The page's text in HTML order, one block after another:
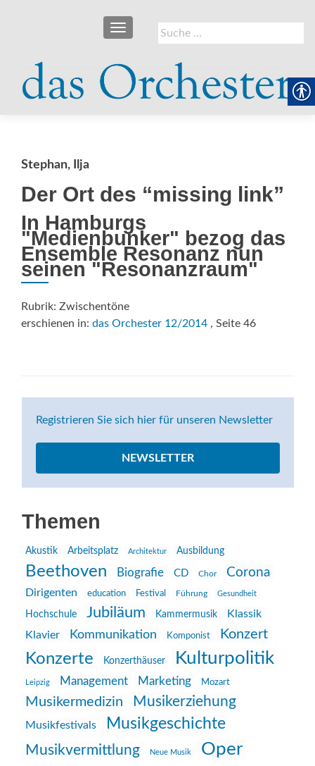
Suche
nach:
SCHALTE NAVIGATION
Stephan, Ilja
Der Ort des “missing link”
In Hamburgs
"Medienbunker" bezog das
Ensemble Resonanz nun
seinen "Resonanzraum"
Rubrik: Zwischentöne
erschienen in: das Orchester 12/2014 , Seite 46
Registrieren Sie sich hier für unseren Newsletter
NEWSLETTER
Themen
Akustik Arbeitsplatz Architektur Ausbildung
Beethoven Biografie CD Chor Corona
Dirigenten education Festival Führung Gesundheit
Hochschule Jubiläum Kammermusik
Klassik
Klavier
Kommunikation Komponist Konzert
Konzerte Konzerthäuser Kulturpolitik
Leipzig Management Marketing Mozart
Musikermedizin Musikerziehung
Musikfestivals Musikgeschichte
Musikvermittlung Neue Musik Oper